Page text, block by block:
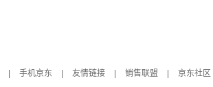
手机京东 友情链接 销售联盟 京东社区